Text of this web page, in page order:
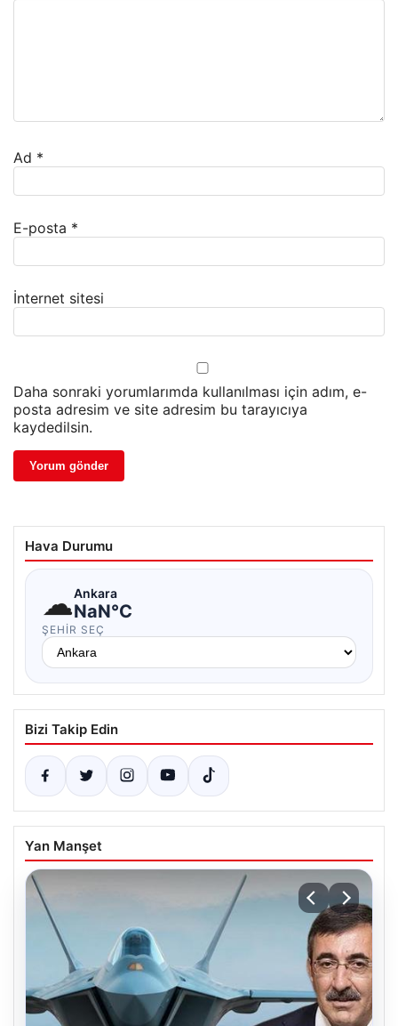
Ad *
E-posta *
İnternet sitesi
Daha sonraki yorumlarımda kullanılması için adım, e-
posta adresim ve site adresim bu tarayıcıya
kaydedilsin.
Hava Durumu
☁Ankara
NaN°C
ŞEHIR SEÇ
Bizi Takip Edin
Yan Manşet